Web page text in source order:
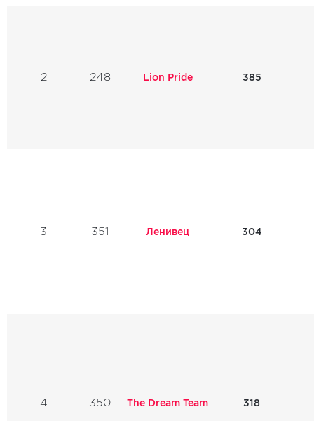
2 248 Lion Pride 385
3 351 Ленивец 304
4 350 The Dream Team 318